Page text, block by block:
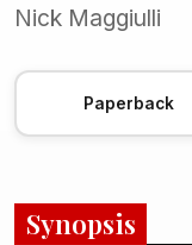
Nick Maggiulli
Paperback
Synopsis